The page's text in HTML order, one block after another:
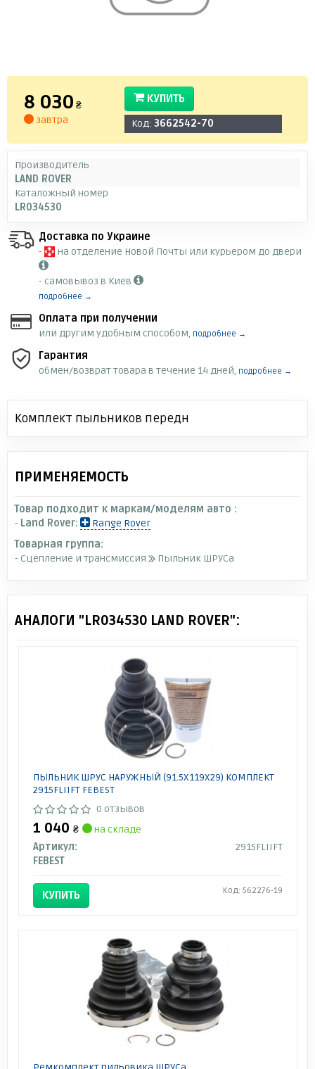
8 030 ₴
завтра
КУПИТЬ
Код: 3662542-70
Производитель
LAND ROVER
Каталожный номер
LR034530
Доставка по Украине
-
на отделение Новой Почты или курьером до двери
- самовывоз в Киев
подробнее →
Оплата при получении
или другим удобным способом, подробнее →
Гарантия
обмен/возврат товара в течение 14 дней, подробнее →
Комплект пыльников передн
ПРИМЕНЯЕМОСТЬ
Товар подходит к маркам/моделям авто :
- Land Rover:
Range Rover
Товарная группа:
- Сцепление и трансмиссия
Пыльник ШРУСа
АНАЛОГИ "LR034530 LAND ROVER":
ПЫЛЬНИК ШРУС НАРУЖНЫЙ (91.5X119X29) КОМПЛЕКТ
2915FLIIFT FEBEST
0 отзывов
1 040 ₴
на складе
Артикул:
2915FLIIFT
FEBEST
КУПИТЬ Код: 562276-19